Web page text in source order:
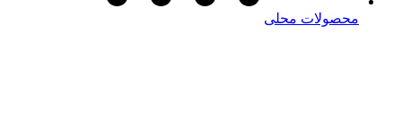
محصولات محلی